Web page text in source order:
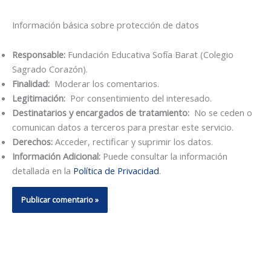
Información básica sobre protección de datos
Responsable: Fundación Educativa Sofía Barat (Colegio
Sagrado Corazón).
Finalidad: Moderar los comentarios.
Legitimación: Por consentimiento del interesado.
Destinatarios y encargados de tratamiento: No se ceden o
comunican datos a terceros para prestar este servicio.
Derechos: Acceder, rectificar y suprimir los datos.
Información Adicional: Puede consultar la información
detallada en la Política de Privacidad.